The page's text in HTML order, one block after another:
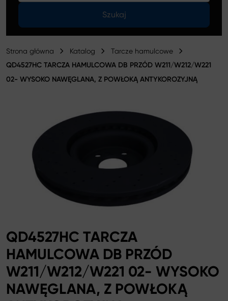
Szukaj
Strona główna Katalog Tarcze hamulcowe
QD4527HC TARCZA HAMULCOWA DB PRZÓD W211/W212/W221
02- WYSOKO NAWĘGLANA, Z POWŁOKĄ ANTYKOROZYJNĄ
QD4527HC TARCZA
HAMULCOWA DB PRZÓD
W211/W212/W221 02- WYSOKO
NAWĘGLANA, Z POWŁOKĄ